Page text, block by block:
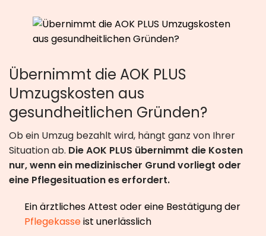
Übernimmt die AOK PLUS
Umzugskosten aus
gesundheitlichen Gründen?
Ob ein Umzug bezahlt wird, hängt ganz von Ihrer
Situation ab. Die AOK PLUS übernimmt die Kosten
nur, wenn ein medizinischer Grund vorliegt oder
eine Pflegesituation es erfordert.
Ein ärztliches Attest oder eine Bestätigung der
Pflegekasseist unerlässlich